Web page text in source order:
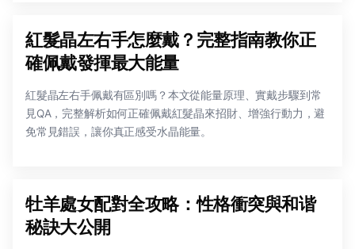
紅髮晶左右手怎麼戴？完整指南教你正
確佩戴發揮最大能量
紅髮晶左右手佩戴有區別嗎？本文從能量原理、實戴步驟到常
見QA，完整解析如何正確佩戴紅髮晶來招財、增強行動力，避
免常見錯誤，讓你真正感受水晶能量。
牡羊處女配對全攻略：性格衝突與和谐
秘訣大公開